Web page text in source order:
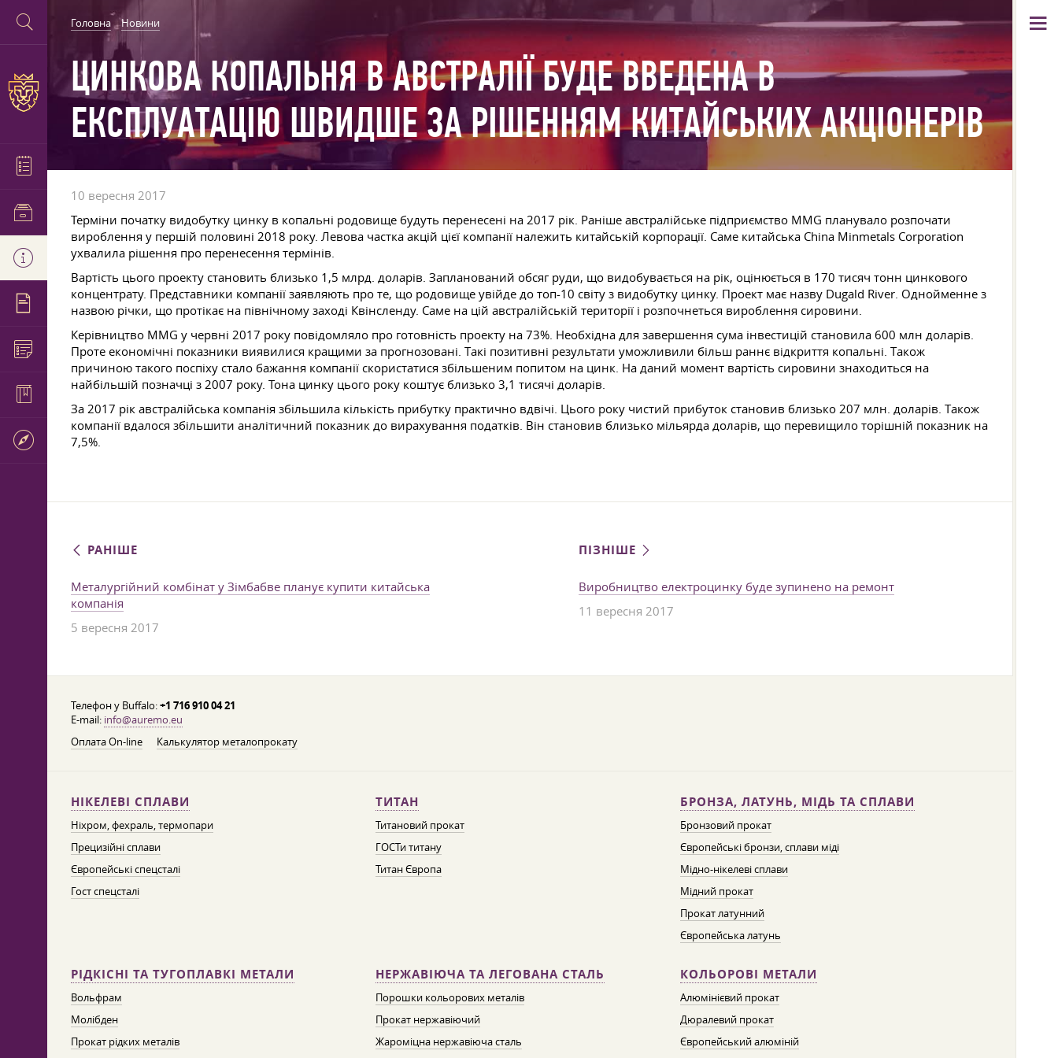
Головна Новини
ЦИНКОВА КОПАЛЬНЯ В АВСТРАЛІЇ БУДЕ ВВЕДЕНА В
ЕКСПЛУАТАЦІЮ ШВИДШЕ ЗА РІШЕННЯМ КИТАЙСЬКИХ АКЦІОНЕРІВ
10 вересня 2017
Терміни початку видобутку цинку в копальні родовище будуть перенесені на 2017 рік. Раніше австралійське підприємство MMG планувало розпочати
вироблення у першій половині 2018 року. Левова частка акцій цієї компанії належить китайській корпорації. Саме китайська China Minmetals Corporation
ухвалила рішення про перенесення термінів.
Вартість цього проекту становить близько 1,5 млрд. доларів. Запланований обсяг руди, що видобувається на рік, оцінюється в 170 тисяч тонн цинкового
концентрату. Представники компанії заявляють про те, що родовище увійде до топ-10 світу з видобутку цинку. Проект має назву Dugald River. Однойменне з
назвою річки, що протікає на північному заході Квінсленду. Саме на цій австралійській території і розпочнеться вироблення сировини.
Керівництво MMG у червні 2017 року повідомляло про готовність проекту на 73%. Необхідна для завершення сума інвестицій становила 600 млн доларів.
Проте економічні показники виявилися кращими за прогнозовані. Такі позитивні результати уможливили більш раннє відкриття копальні. Також
причиною такого поспіху стало бажання компанії скористатися збільшеним попитом на цинк. На даний момент вартість сировини знаходиться на
найбільшій позначці з 2007 року. Тона цинку цього року коштує близько 3,1 тисячі доларів.
За 2017 рік австралійська компанія збільшила кількість прибутку практично вдвічі. Цього року чистий прибуток становив близько 207 млн. доларів. Також
компанії вдалося збільшити аналітичний показник до вирахування податків. Він становив близько мільярда доларів, що перевищило торішній показник на
7,5%.
РАНІШЕ
Металургійний комбінат у Зімбабве планує купити китайська
компанія
5 вересня 2017
ПІЗНІШЕ
Виробництво електроцинку буде зупинено на ремонт
11 вересня 2017
Телефон у Buffalo:+1 716 910 04 21
E-mail: info@auremo.eu
Оплата On-line
Калькулятор металопрокату
НІКЕЛЕВІ СПЛАВИ
Ніхром, фехраль, термопари
Прецизійні сплави
Європейські спецсталі
Гост спецсталі
ТИТАН
Титановий прокат
ГОСТи титану
Титан Європа
БРОНЗА, ЛАТУНЬ, МІДЬ ТА СПЛАВИ
Бронзовий прокат
Європейські бронзи, сплави міді
Мідно-нікелеві сплави
Мідний прокат
Прокат латунний
Європейська латунь
РІДКІСНІ ТА ТУГОПЛАВКІ МЕТАЛИ
Вольфрам
Молібден
Прокат рідких металів
НЕРЖАВІЮЧА ТА ЛЕГОВАНА СТАЛЬ
Порошки кольорових металів
Прокат нержавіючий
Жароміцна нержавіюча сталь
КОЛЬОРОВІ МЕТАЛИ
Алюмінієвий прокат
Дюралевий прокат
Європейський алюміній